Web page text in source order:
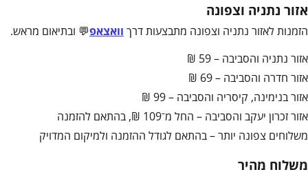
אזור נתניה וצפונה
הזמנות לאזור נתניה וצפונה מתבצעות דרך וואצאפ💬 ובתיאום מראש.
אזור נתניה והסביבה – 59 ₪
אזור חדרה והסביבה – 69 ₪
אזור בנימינה, קיסריה והסביבה – 99 ₪
אזור זכרון יעקב והסביבה – החל מ־109 ₪, בהתאם להזמנה
משלוחים צפונה יותר – בהתאם לגודל ההזמנה ולמיקום המדויק
משלוח מהיר